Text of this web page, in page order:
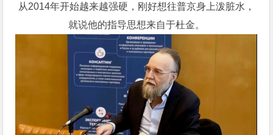
从2014年开始越来越强硬，刚好想往普京身上泼脏水，
就说他的指导思想来自于杜金。